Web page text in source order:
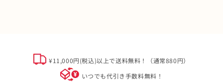
個人情報について
ソーシャルメディアポリシー
¥11,000円(税込)以上で送料無料！（通常880円）
いつでも代引き手数料無料！